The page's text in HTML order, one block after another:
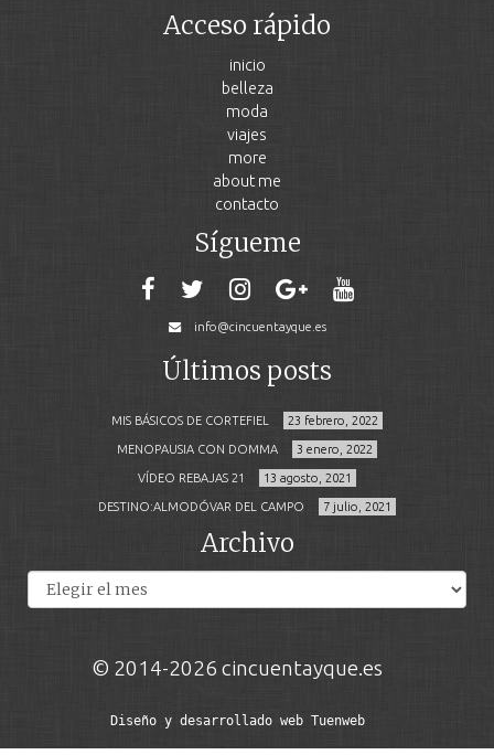
Acceso rápido
inicio
belleza
moda
viajes
more
about me
contacto
Sígueme
info@cincuentayque.es
Últimos posts
MIS BÁSICOS DE CORTEFIEL 23 febrero, 2022
MENOPAUSIA CON DOMMA 3 enero, 2022
VÍDEO REBAJAS 21 13 agosto, 2021
DESTINO:ALMODÓVAR DEL CAMPO 7 julio, 2021
Archivo
© 2014-2026 cincuentayque.es
Diseño y desarrollado web Tuenweb